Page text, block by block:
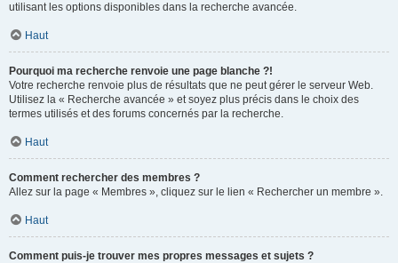
utilisant les options disponibles dans la recherche avancée.
Haut
Pourquoi ma recherche renvoie une page blanche ?!
Votre recherche renvoie plus de résultats que ne peut gérer le serveur Web.
Utilisez la « Recherche avancée » et soyez plus précis dans le choix des
termes utilisés et des forums concernés par la recherche.
Haut
Comment rechercher des membres ?
Allez sur la page « Membres », cliquez sur le lien « Rechercher un membre ».
Haut
Comment puis-je trouver mes propres messages et sujets ?